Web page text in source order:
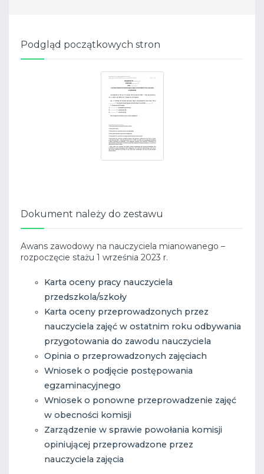
Podgląd początkowych stron
Dokument należy do zestawu
Awans zawodowy na nauczyciela mianowanego –
rozpoczęcie stażu 1 września 2023 r.
Karta oceny pracy nauczyciela
przedszkola/szkoły
Karta oceny przeprowadzonych przez
nauczyciela zajęć w ostatnim roku odbywania
przygotowania do zawodu nauczyciela
Opinia o przeprowadzonych zajęciach
Wniosek o podjęcie postępowania
egzaminacyjnego
Wniosek o ponowne przeprowadzenie zajęć
w obecności komisji
Zarządzenie w sprawie powołania komisji
opiniującej przeprowadzone przez
nauczyciela zajęcia